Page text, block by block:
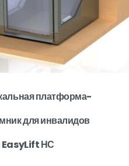
платформа-
для инвалидов
НС